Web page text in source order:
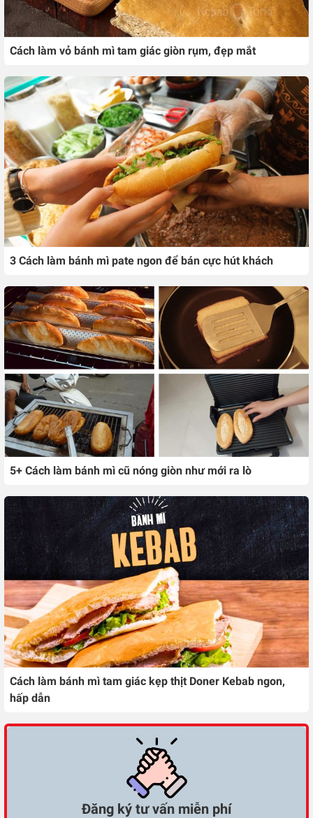
Cách làm vỏ bánh mì tam giác giòn rụm, đẹp mắt
3 Cách làm bánh mì pate ngon để bán cực hút khách
5+ Cách làm bánh mì cũ nóng giòn như mới ra lò
Cách làm bánh mì tam giác kẹp thịt Doner Kebab ngon,
hấp dẫn
Đăng ký tư vấn miễn phí